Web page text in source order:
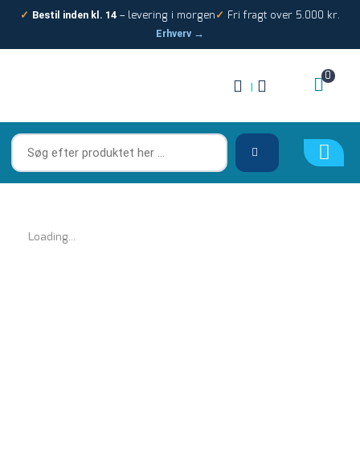
✓ Bestil inden kl. 14 – levering i morgen ✓ Fri fragt over 5.000 kr.
Erhverv →
|
0
Søg
efter
produktet
Loading...